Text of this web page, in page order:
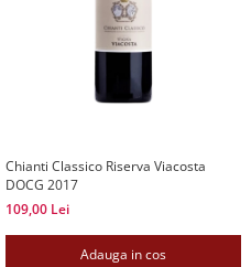
Chianti Classico Riserva Viacosta
DOCG 2017
109,00 Lei
Adauga in cos